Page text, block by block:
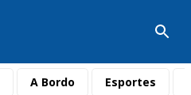
A Bordo Esportes